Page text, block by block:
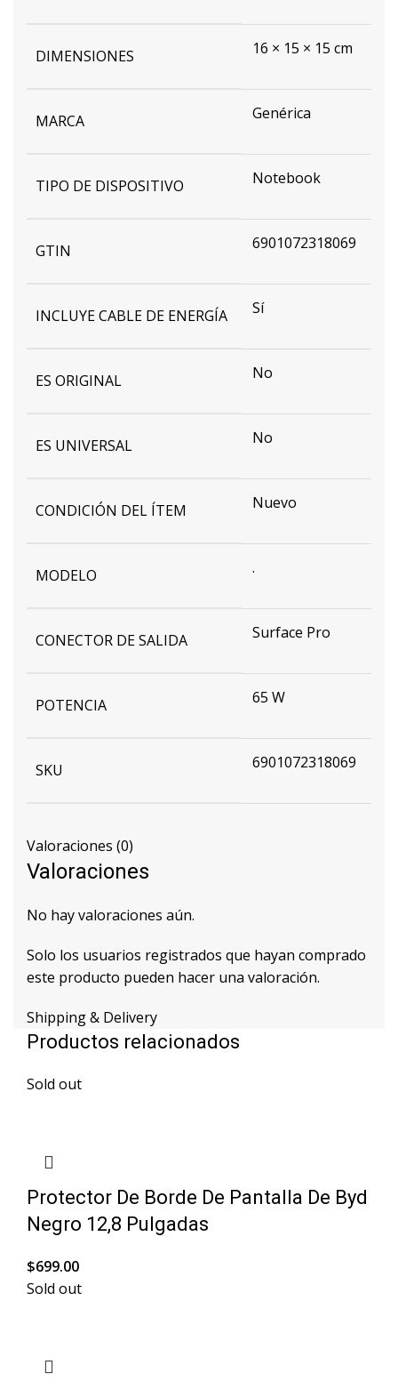
DIMENSIONES 16 × 15 × 15 cm
MARCA Genérica
TIPO DE DISPOSITIVO Notebook
GTIN 6901072318069
INCLUYE CABLE DE ENERGÍA Sí
ES ORIGINAL No
ES UNIVERSAL No
CONDICIÓN DEL ÍTEM Nuevo
MODELO .
CONECTOR DE SALIDA Surface Pro
POTENCIA 65 W
SKU 6901072318069
Valoraciones (0)
Valoraciones
No hay valoraciones aún.
Solo los usuarios registrados que hayan comprado
este producto pueden hacer una valoración.
Shipping & Delivery
Productos relacionados
Sold out
Protector De Borde De Pantalla De Byd
Negro 12,8 Pulgadas
$699.00
Sold out